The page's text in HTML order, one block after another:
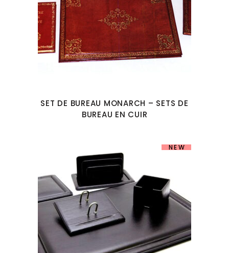
SET DE BUREAU MONARCH – SETS DE
BUREAU EN CUIR
NEW